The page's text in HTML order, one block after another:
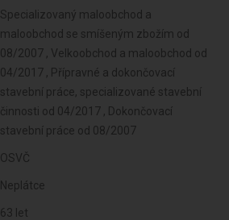
Specializovaný maloobchod a
maloobchod se smíšeným zbožím od
08/2007 , Velkoobchod a maloobchod od
04/2017 , Přípravné a dokončovací
stavební práce, specializované stavební
činnosti od 04/2017 , Dokončovací
stavební práce od 08/2007
OSVČ
Neplátce
63 let